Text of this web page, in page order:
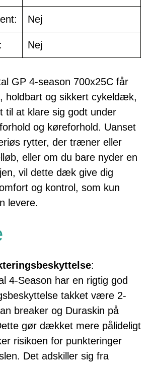
Nej
Nej
GP 4-season 700x25C får
holdbart og sikkert cykeldæk,
til at klare sig godt under
og køreforhold. Uanset
rytter, der træner eller
eller om du bare nyder en
vil dette dæk give dig
og kontrol, som kun
levere.
:
4-Season har en rigtig god
takket være 2-
breaker og Duraskin på
gør dækket mere pålideligt
risikoen for punkteringer
Det adskiller sig fra